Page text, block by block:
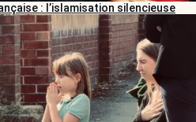
: l’islamisation silencieuse